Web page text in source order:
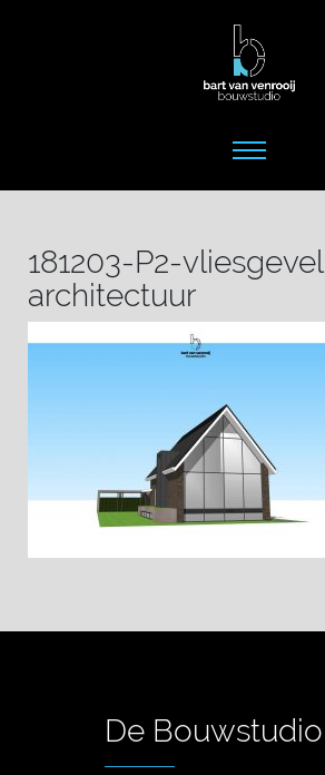
181203-P2-vliesgevel
architectuur
De Bouwstudio